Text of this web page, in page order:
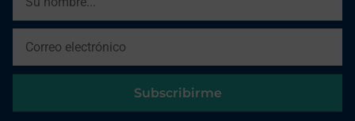
Subscribirme